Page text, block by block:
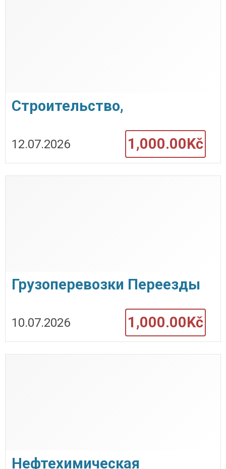
Строительство,
проектирование и ремонт
под ключ в Чехии —
BIOHITECH s.r.o.
12.07.2026 1,000.00Kč
Грузоперевозки Переезды
10.07.2026 1,000.00Kč
Нефтехимическая